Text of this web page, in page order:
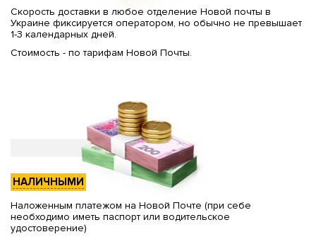
Скорость доставки в любое отделение Новой почты в
Украине фиксируется оператором, но обычно не превышает
1-3 календарных дней.
Стоимость - по тарифам Новой Почты.
НАЛИЧНЫМИ
Наложенным платежом на Новой Почте (при себе
необходимо иметь паспорт или водительское
удостоверение)